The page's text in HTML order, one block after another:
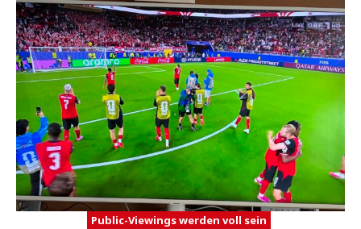
Public-Viewings werden voll sein